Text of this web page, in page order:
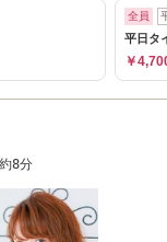
全員
平日タ
￥
8分